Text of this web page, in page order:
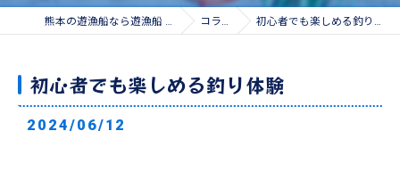
熊本の遊漁船なら遊漁船 美羽 コラム 初心者でも楽しめる釣り体験
初心者でも楽しめる釣り体験
2024/06/12